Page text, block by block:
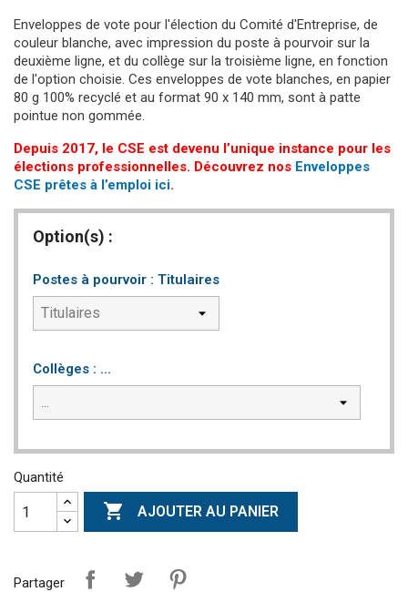
Enveloppes de vote pour l'élection du Comité d'Entreprise, de
couleur blanche, avec impression du poste à pourvoir sur la
deuxième ligne, et du collège sur la troisième ligne, en fonction
de l'option choisie. Ces enveloppes de vote blanches, en papier
80 g 100% recyclé et au format 90 x 140 mm, sont à patte
pointue non gommée.
Depuis 2017, le CSE est devenu l’unique instance pour les
élections professionnelles. Découvrez nos Enveloppes
CSE prêtes à l’emploi ici.
Option(s) :
Postes à pourvoir : Titulaires
Collèges : ...
Quantité
 AJOUTER AU PANIER
Partager